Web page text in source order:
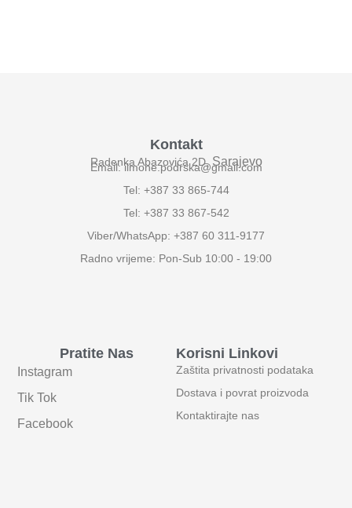
Korisni Linkovi
Zaštita privatnosti podataka
Dostava i povrat proizvoda
Kontaktirajte nas
Pratite Nas
Instagram
Tik Tok
Facebook
Kontakt
Radenka Abazovića 2D, Sarajevo
Email: ilmone.podrska@gmail.com
Tel: +387 33 865-744
Tel: +387 33 867-542
Viber/WhatsApp: +387 60 311-9177
Radno vrijeme: Pon-Sub 10:00 - 19:00